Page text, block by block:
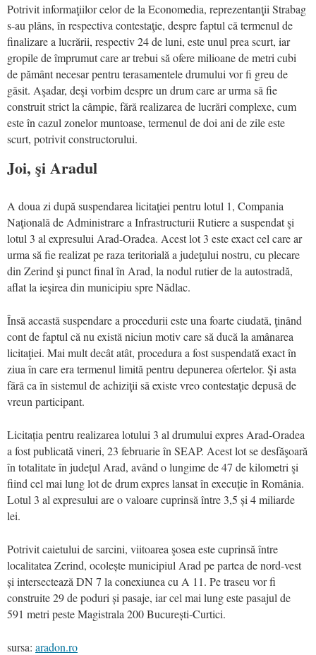
Potrivit informaţiilor celor de la Economedia, reprezentanţii Strabag
s-au plâns, în respectiva contestaţie, despre faptul că termenul de
finalizare a lucrării, respectiv 24 de luni, este unul prea scurt, iar
gropile de împrumut care ar trebui să ofere milioane de metri cubi
de pământ necesar pentru terasamentele drumului vor fi greu de
găsit. Aşadar, deşi vorbim despre un drum care ar urma să fie
construit strict la câmpie, fără realizarea de lucrări complexe, cum
este în cazul zonelor muntoase, termenul de doi ani de zile este
scurt, potrivit constructorului.
Joi, şi Aradul
A doua zi după suspendarea licitaţiei pentru lotul 1, Compania
Naţională de Administrare a Infrastructurii Rutiere a suspendat şi
lotul 3 al expresului Arad-Oradea. Acest lot 3 este exact cel care ar
urma să fie realizat pe raza teritorială a judeţului nostru, cu plecare
din Zerind şi punct final în Arad, la nodul rutier de la autostradă,
aflat la ieşirea din municipiu spre Nădlac.
Însă această suspendare a procedurii este una foarte ciudată, ţinând
cont de faptul că nu există niciun motiv care să ducă la amânarea
licitaţiei. Mai mult decât atât, procedura a fost suspendată exact în
ziua în care era termenul limită pentru depunerea ofertelor. Şi asta
fără ca în sistemul de achiziţii să existe vreo contestaţie depusă de
vreun participant.
Licitația pentru realizarea lotului 3 al drumului expres Arad-Oradea
a fost publicată vineri, 23 februarie în SEAP. Acest lot se desfăşoară
în totalitate în județul Arad, având o lungime de 47 de kilometri şi
fiind cel mai lung lot de drum expres lansat în execuție în România.
Lotul 3 al expresului are o valoare cuprinsă între 3,5 și 4 miliarde
lei.
Potrivit caietului de sarcini, viitoarea şosea este cuprinsă între
localitatea Zerind, ocolește municipiul Arad pe partea de nord-vest
și intersectează DN 7 la conexiunea cu A 11. Pe traseu vor fi
construite 29 de poduri și pasaje, iar cel mai lung este pasajul de
591 metri peste Magistrala 200 București-Curtici.
sursa: aradon.ro